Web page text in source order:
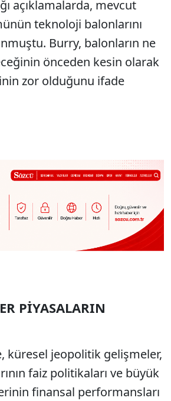
açıklamalarda, mevcut
teknoloji balonlarını
Burry, balonların ne
önceden kesin olarak
zor olduğunu ifade
PİYASALARIN
küresel jeopolitik gelişmeler,
faiz politikaları ve büyük
finansal performansları